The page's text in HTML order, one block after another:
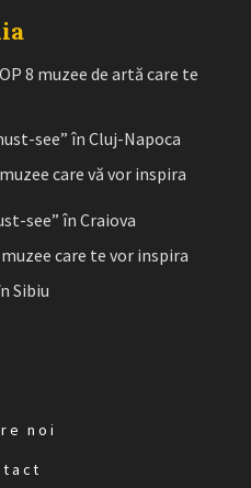
8 muzee de artă care te
see” în Cluj-Napoca
care vă vor inspira
see” în Craiova
care te vor inspira
Sibiu
noi